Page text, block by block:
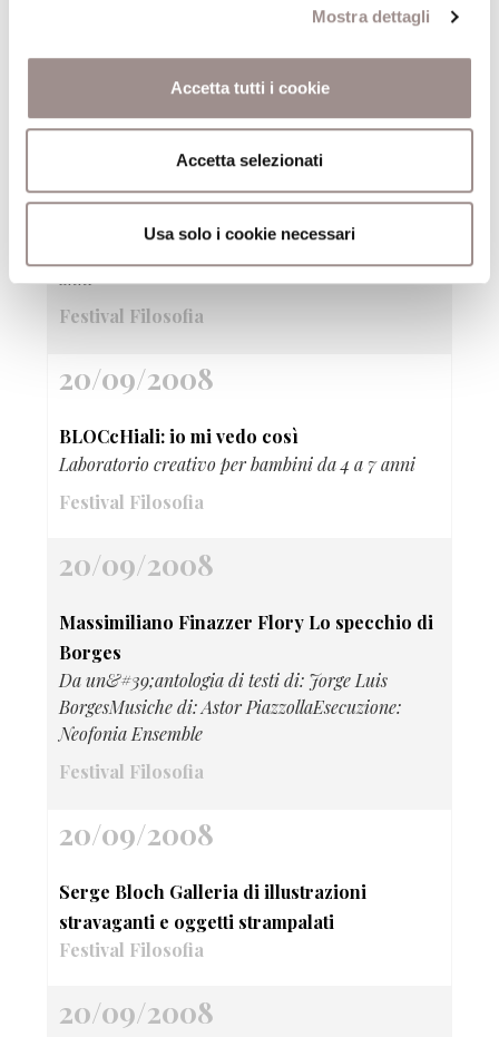
Mostra dettagli
Accetta tutti i cookie
Accetta selezionati
Usa solo i cookie necessari
Laboratorio creativo
20/09/2008
Bloch notes: la mostra in tasca
anni
Festival Filosofia
20/09/2008
BLOCcHiali: io mi vedo così
Laboratorio creativo per bambini da 4 a 7 anni
Festival Filosofia
20/09/2008
Massimiliano Finazzer Flory Lo specchio di
Borges
Da un&#39;antologia di testi di: Jorge Luis
BorgesMusiche di: Astor PiazzollaEsecuzione:
Neofonia Ensemble
Festival Filosofia
20/09/2008
Serge Bloch Galleria di illustrazioni
stravaganti e oggetti strampalati
Festival Filosofia
20/09/2008